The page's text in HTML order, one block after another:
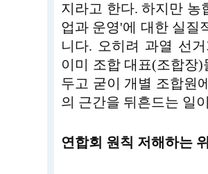
지라고 한다. 하지만 농
업과 운영'에 대한 실질
니다. 오히려 과열 선
이미 조합 대표(조합장
두고 굳이 개별 조합원
의 근간을 뒤흔드는 일
연합회 원칙 저해하는